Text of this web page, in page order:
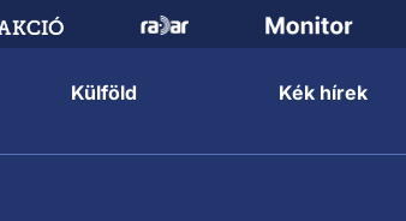
Külföld Kék hírek